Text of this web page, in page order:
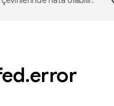
.error